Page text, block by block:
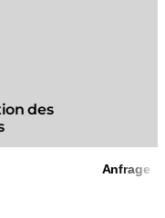
des
Anfrage